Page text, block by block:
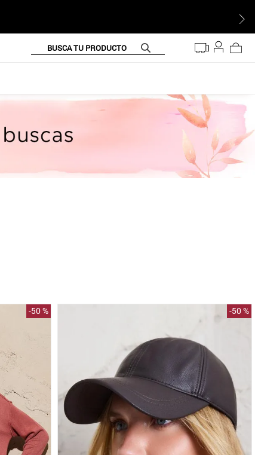
BUSCA TU PRODUCTO
-50 % -50 %